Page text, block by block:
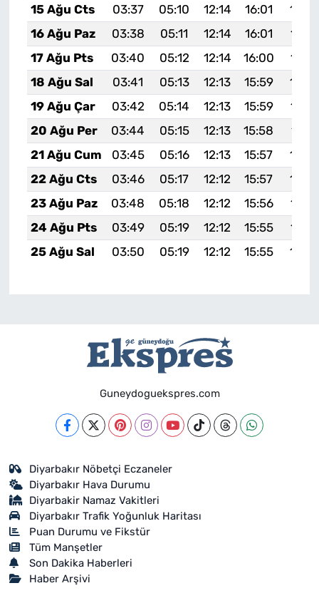
15 Ağu Cts
03:37 05:10 12:14 16:01
16 Ağu Paz
03:38 05:11 12:14 16:01
17 Ağu Pts
03:40 05:12 12:14 16:00
18 Ağu Sal
03:41 05:13 12:13 15:59
19 Ağu Çar
03:42 05:14 12:13 15:59
20 Ağu Per
03:44 05:15 12:13 15:58
19:01
21 Ağu Cum
03:45 05:16 12:13 15:57
22 Ağu Cts
03:46 05:17 12:12 15:57
23 Ağu Paz
03:48 05:18 12:12 15:56
24 Ağu Pts
03:49 05:19 12:12 15:55
25 Ağu Sal
03:50 05:19 12:12 15:55
Guneydoguekspres.com
Diyarbakır Nöbetçi Eczaneler
Diyarbakır Hava Durumu
Diyarbakir Namaz Vakitleri
Diyarbakır Trafik Yoğunluk Haritası
Puan Durumu ve Fikstür
Tüm Manşetler
Son Dakika Haberleri
Haber Arşivi